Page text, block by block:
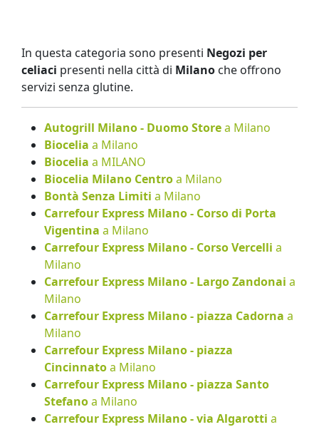
In questa categoria sono presenti Negozi per
celiaci presenti nella città di Milano che offrono
servizi senza glutine.
Autogrill Milano - Duomo Storea Milano
Biocelia a Milano
Biocelia a MILANO
Biocelia Milano Centroa Milano
Bontà Senza Limiti a Milano
Carrefour Express Milano - Corso di Porta
Vigentina a Milano
Carrefour Express Milano - Corso Vercelli a
Milano
Carrefour Express Milano - Largo Zandonai a
Milano
Carrefour Express Milano - piazza Cadorna a
Milano
Carrefour Express Milano - piazza
Cincinnatoa Milano
Carrefour Express Milano - piazza Santo
Stefanoa Milano
Carrefour Express Milano - via Algarotti a